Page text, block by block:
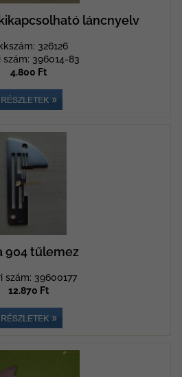
láncnyelv
326126
szám: 396014-83
4.800 Ft
904 tűlemez
szám: 39600177
12.870 Ft